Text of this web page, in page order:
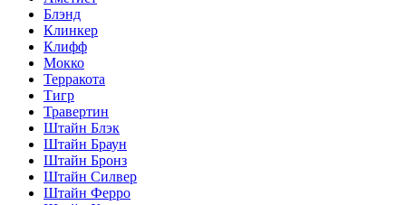
Блэнд
Клинкер
Клифф
Мокко
Терракота
Тигр
Травертин
Штайн Блэк
Штайн Браун
Штайн Бронз
Штайн Силвер
Штайн Ферро